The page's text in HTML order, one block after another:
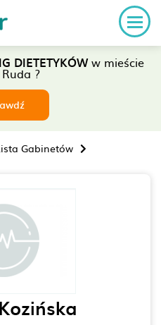
DIETETYKÓWw mieście
?
Gabinetów